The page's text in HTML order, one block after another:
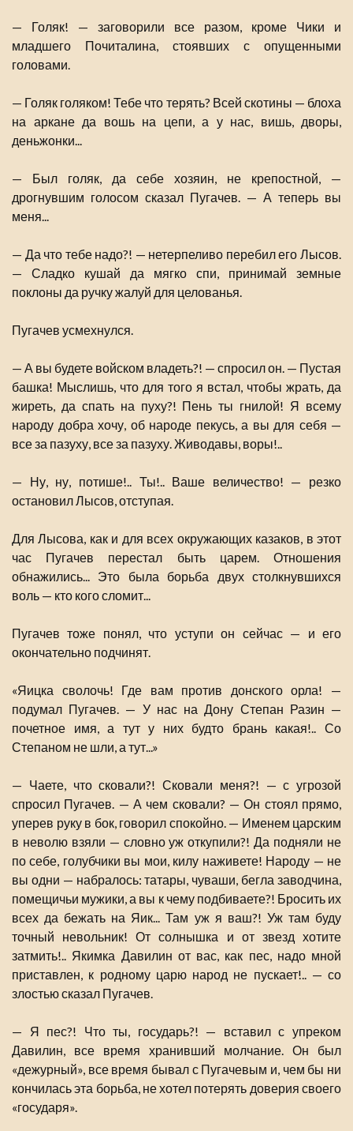
— Голяк! — заговорили все разом, кроме Чики и
младшего Почиталина, стоявших с опущенными
головами.
— Голяк голяком! Тебе что терять? Всей скотины — блоха
на аркане да вошь на цепи, а у нас, вишь, дворы,
деньжонки...
— Был голяк, да себе хозяин, не крепостной, —
дрогнувшим голосом сказал Пугачев. — А теперь вы
меня...
— Да что тебе надо?! — нетерпеливо перебил его Лысов.
— Сладко кушай да мягко спи, принимай земные
поклоны да ручку жалуй для целованья.
Пугачев усмехнулся.
— А вы будете войском владеть?! — спросил он. — Пустая
башка! Мыслишь, что для того я встал, чтобы жрать, да
жиреть, да спать на пуху?! Пень ты гнилой! Я всему
народу добра хочу, об народе пекусь, а вы для себя —
все за пазуху, все за пазуху. Живодавы, воры!..
— Ну, ну, потише!.. Ты!.. Ваше величество! — резко
остановил Лысов, отступая.
Для Лысова, как и для всех окружающих казаков, в этот
час Пугачев перестал быть царем. Отношения
обнажились... Это была борьба двух столкнувшихся
воль — кто кого сломит...
Пугачев тоже понял, что уступи он сейчас — и его
окончательно подчинят.
«Яицка сволочь! Где вам против донского орла! —
подумал Пугачев. — У нас на Дону Степан Разин —
почетное имя, а тут у них будто брань какая!.. Со
Степаном не шли, а тут...»
— Чаете, что сковали?! Сковали меня?! — с угрозой
спросил Пугачев. — А чем сковали? — Он стоял прямо,
уперев руку в бок, говорил спокойно. — Именем царским
в неволю взяли — словно уж откупили?! Да подняли не
по себе, голубчики вы мои, килу наживете! Народу — не
вы одни — набралось: татары, чуваши, бегла заводчина,
помещичьи мужики, а вы к чему подбиваете?! Бросить их
всех да бежать на Яик... Там уж я ваш?! Уж там буду
точный невольник! От солнышка и от звезд хотите
затмить!.. Якимка Давилин от вас, как пес, надо мной
приставлен, к родному царю народ не пускает!.. — со
злостью сказал Пугачев.
— Я пес?! Что ты, государь?! — вставил с упреком
Давилин, все время хранивший молчание. Он был
«дежурный», все время бывал с Пугачевым и, чем бы ни
кончилась эта борьба, не хотел потерять доверия своего
«государя».